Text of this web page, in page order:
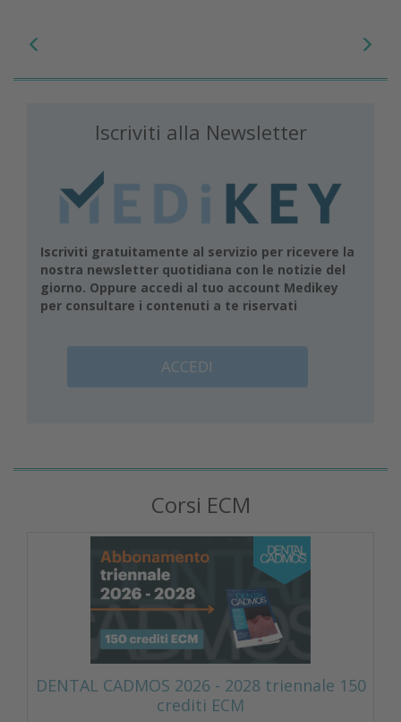
Iscriviti alla Newsletter
Iscriviti gratuitamente al servizio per ricevere la
nostra newsletter quotidiana con le notizie del
giorno. Oppure accedi al tuo account Medikey
per consultare i contenuti a te riservati
ACCEDI
Corsi ECM
DENTAL CADMOS 2026 - 2028 triennale 150
crediti ECM